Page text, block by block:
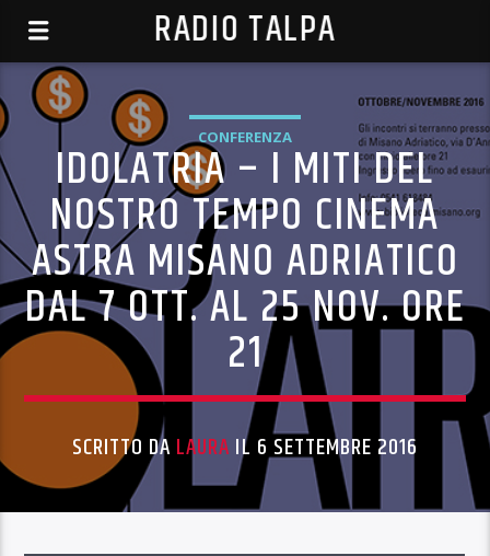
RADIO TALPA
CONFERENZA
IDOLATRIA – I MITI DEL
NOSTRO TEMPO CINEMA
ASTRA MISANO ADRIATICO
DAL 7 OTT. AL 25 NOV. ORE
21
SCRITTO DA LAURA IL 6 SETTEMBRE 2016